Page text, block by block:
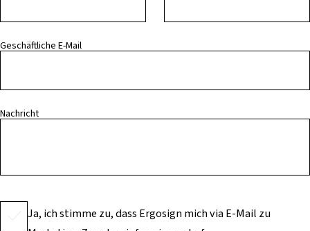
Geschäftliche E-Mail
Nachricht
Ja, ich stimme zu, dass Ergosign mich via E-Mail zu